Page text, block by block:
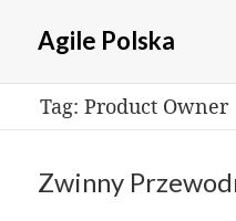
Agile Polska
Tag: Product Owner
Zwinny